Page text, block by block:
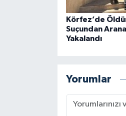
Körfez’de
Suçundan
Yakalandı
Yorumlar